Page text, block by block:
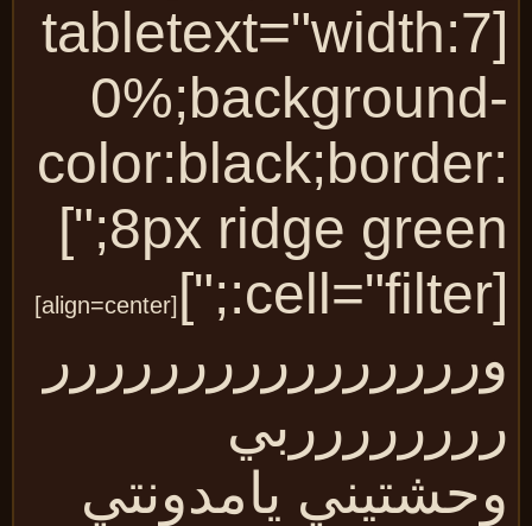
[tabletext="width:7
8px ridge green;"]
يامدونتي